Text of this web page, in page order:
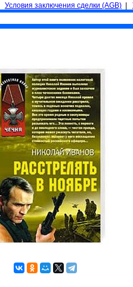
Условия заключения сделки (AGB)